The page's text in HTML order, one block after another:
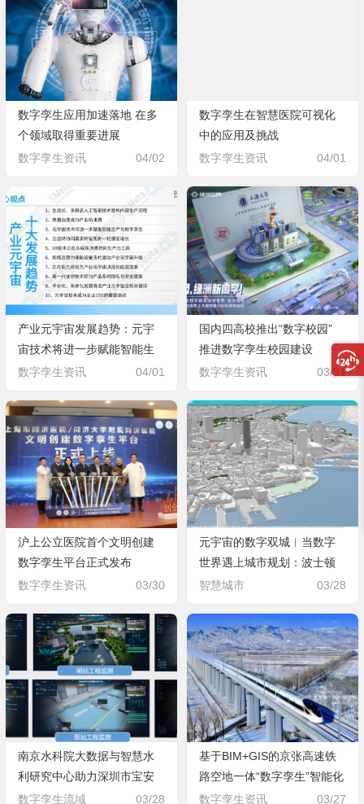
数字孪生应用加速落地 在多
个领域取得重要进展
数字孪生资讯
04/02
数字孪生在智慧医院可视化
中的应用及挑战
数字孪生资讯
04/01
产业元宇宙发展趋势：元宇
宙技术将进一步赋能智能生
产与数字孪生
数字孪生资讯 04/01
国内四高校推出“数字校园”
推进数字孪生校园建设
数字孪生资讯
03/31
沪上公立医院首个文明创建
数字孪生平台正式发布
数字孪生资讯
03/30
元宇宙的数字双城︱当数字
世界遇上城市规划：波士顿
和查塔努加市的数字孪生之
智慧城市 03/28
南京水科院大数据与智慧水
利研究中心助力深圳市宝安
区河湖智慧监管数字孪生项
数字孪生流域 03/28
基于BIM+GIS的京张高速铁
路空地一体“数字孪生”智能化
运维技术研究
数字孪生资讯 03/27